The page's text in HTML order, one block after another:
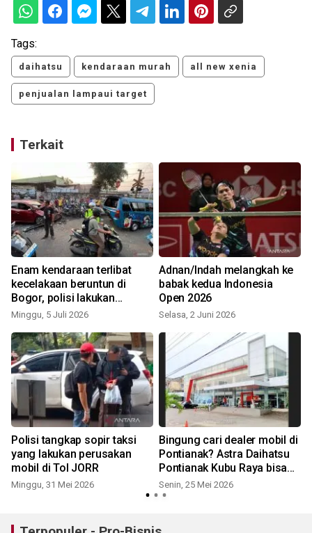
Tags:
daihatsu kendaraan murah all new xenia
penjualan lampaui target
Terkait
Enam kendaraan terlibat
kecelakaan beruntun di
Bogor, polisi lakukan
penyelidikan
Minggu, 5 Juli 2026
Adnan/Indah melangkah ke
babak kedua Indonesia
Open 2026
Selasa, 2 Juni 2026
Polisi tangkap sopir taksi
yang lakukan perusakan
mobil di Tol JORR
Minggu, 31 Mei 2026
Bingung cari dealer mobil di
Pontianak? Astra Daihatsu
Pontianak Kubu Raya bisa
jadi solusinya
Senin, 25 Mei 2026